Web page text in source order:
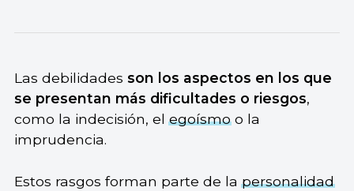
Las debilidades son los aspectos en los que
se presentan más dificultades o riesgos,
como la indecisión, elegoísmoo la
imprudencia.
Estos rasgos forman parte de lapersonalidad